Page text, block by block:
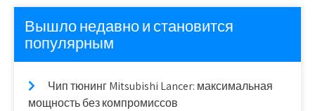
Вышло недавно и становится
популярным
Чип тюнинг Mitsubishi Lancer: максимальная
мощность без компромиссов